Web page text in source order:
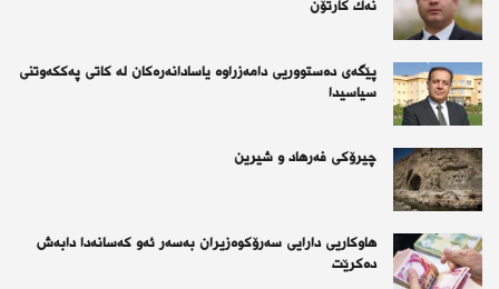
نەك كارتۆن
پێگەی دەستووریی دامەزراوە یاسادانەرەكان لە كاتی پەككەوتنی
سیاسیدا
چیرۆكی فەرهاد و شیرین
هاوکاریی دارایی سەرۆکوەزیران بەسەر ئەو كەسانەدا دابەش
دەکرێت